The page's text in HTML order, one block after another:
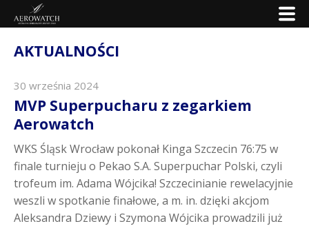
AKTUALNOŚCI
30 września 2024
MVP Superpucharu z zegarkiem
Aerowatch
WKS Śląsk Wrocław pokonał Kinga Szczecin 76:75 w
finale turnieju o Pekao S.A. Superpuchar Polski, czyli
trofeum im. Adama Wójcika! Szczecinianie rewelacyjnie
weszli w spotkanie finałowe, a m. in. dzięki akcjom
Aleksandra Dziewy i Szymona Wójcika prowadzili już